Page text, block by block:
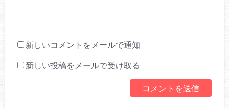
新しいコメントをメールで通知
新しい投稿をメールで受け取る